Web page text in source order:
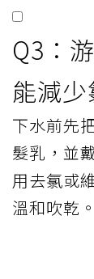
Q3：
能減
下水前先
髮乳，並
用去氯或
溫和吹乾。